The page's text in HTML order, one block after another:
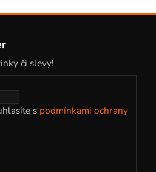
či slevy!
s podmínkami ochrany